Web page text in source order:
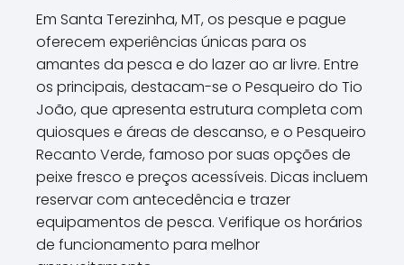
Em Santa Terezinha, MT, os pesque e pague
oferecem experiências únicas para os
amantes da pesca e do lazer ao ar livre. Entre
os principais, destacam-se o Pesqueiro do Tio
João, que apresenta estrutura completa com
quiosques e áreas de descanso, e o Pesqueiro
Recanto Verde, famoso por suas opções de
peixe fresco e preços acessíveis. Dicas incluem
reservar com antecedência e trazer
equipamentos de pesca. Verifique os horários
de funcionamento para melhor